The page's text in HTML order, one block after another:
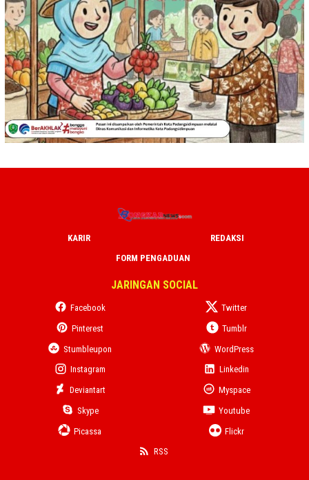
KARIR
REDAKSI
FORM PENGADUAN
JARINGAN SOCIAL
Facebook
Twitter
Pinterest
Tumblr
Stumbleupon
WordPress
Instagram
Linkedin
Deviantart
Myspace
Skype
Youtube
Picassa
Flickr
RSS